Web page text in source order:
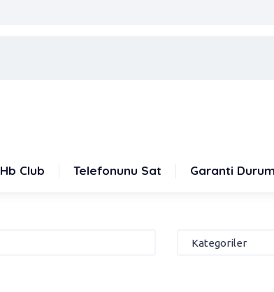
Hb Club Telefonunu Sat Garanti